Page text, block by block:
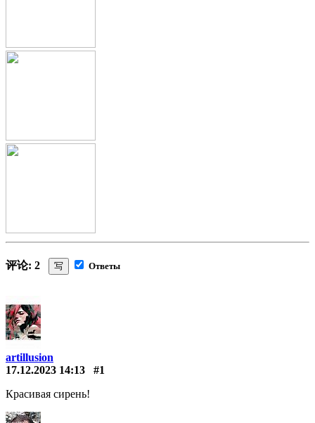
评论: 2 写 Ответы
artillusion
17.12.2023 14:13
#1
Красивая сирень!